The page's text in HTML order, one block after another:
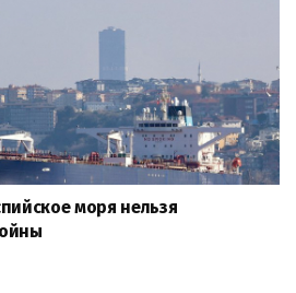
моря нельзя